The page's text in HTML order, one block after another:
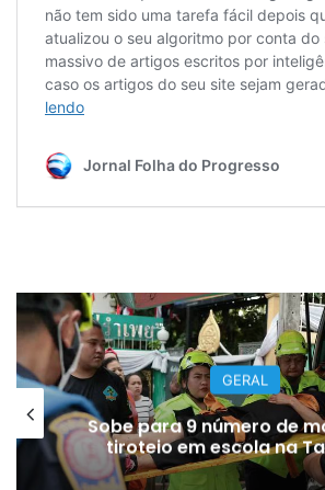
GERAL
Sobe para 9 número de
tiroteio em escola na